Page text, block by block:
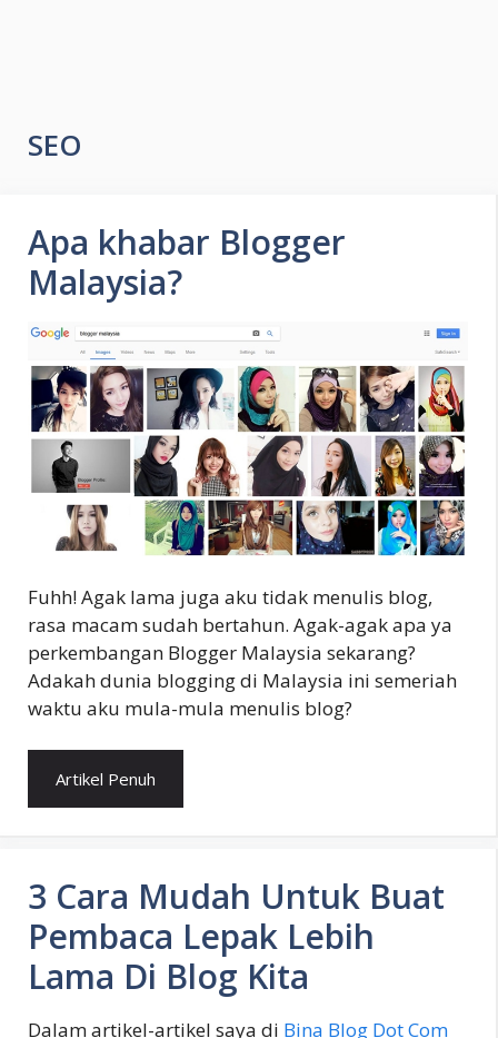
SEO
Apa khabar Blogger
Malaysia?
Fuhh! Agak lama juga aku tidak menulis blog,
rasa macam sudah bertahun. Agak-agak apa ya
perkembangan Blogger Malaysia sekarang?
Adakah dunia blogging di Malaysia ini semeriah
waktu aku mula-mula menulis blog?
Artikel Penuh
3 Cara Mudah Untuk Buat
Pembaca Lepak Lebih
Lama Di Blog Kita
Dalam artikel-artikel saya di Bina Blog Dot Com